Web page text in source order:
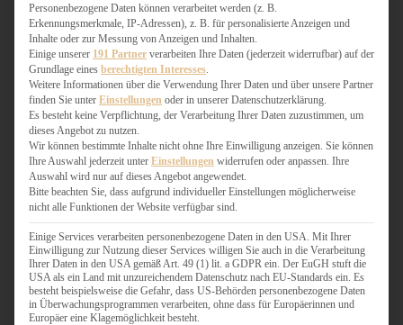
TÖRTCHEN
VEGAN SÜSS
WEIHNACHTSBÄCKEREI
HERZHAFT
BURGER & SANDWICHES
FIX AUF DEM TISCH
FLEISCH & FISCH
GRILLEN / BARBECUE
HERZHAFTES BACKEN
ONE-POT-GERICHTE
PASTA & NUDELGERICHTE
PIZZA, TARTES & QUICHES
REIS & RISOTTO
Personenbezogene Daten können verarbeitet werden (z. B.
Erkennungsmerkmale, IP-Adressen), z. B. für personalisierte Anzeigen und
Inhalte oder zur Messung von Anzeigen und Inhalten.
Einige unserer 191 Partner verarbeiten Ihre Daten (jederzeit widerrufbar) auf der
Grundlage eines berechtigten Interesses
Weitere Informationen über die Verwendung Ihrer Daten und über unsere Partner
finden Sie unter Einstellungen oder in unserer Datenschutzerklärung.
Es besteht keine Verpflichtung, der Verarbeitung Ihrer Daten zuzustimmen, um
dieses Angebot zu nutzen.
Wir können bestimmte Inhalte nicht ohne Ihre Einwilligung anzeigen. Sie können
Ihre Auswahl jederzeit unter Einstellungen widerrufen oder anpassen. Ihre
Auswahl wird nur auf dieses Angebot angewendet.
Bitte beachten Sie, dass aufgrund individueller Einstellungen möglicherweise
nicht alle Funktionen der Website verfügbar sind.
Einige Services verarbeiten personenbezogene Daten in den USA. Mit Ihrer
Einwilligung zur Nutzung dieser Services willigen Sie auch in die Verarbeitung
Ihrer Daten in den USA gemäß Art. 49 (1) lit. a GDPR ein. Der EuGH stuft die
USA als ein Land mit unzureichendem Datenschutz nach EU-Standards ein. Es
besteht beispielsweise die Gefahr, dass US-Behörden personenbezogene Daten
in Überwachungsprogrammen verarbeiten, ohne dass für Europäerinnen und
Europäer eine Klagemöglichkeit besteht.